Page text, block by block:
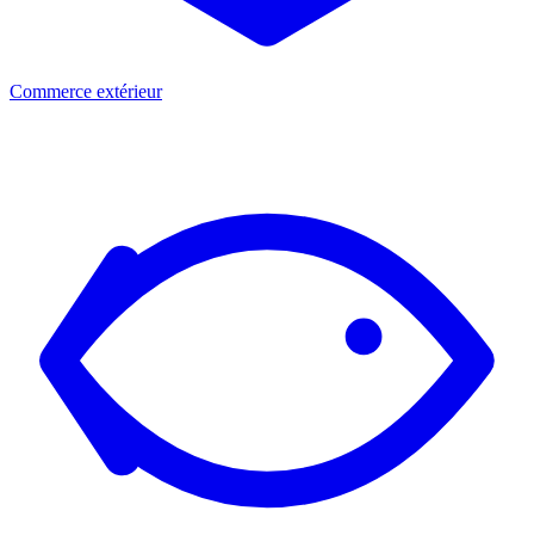
Commerce extérieur